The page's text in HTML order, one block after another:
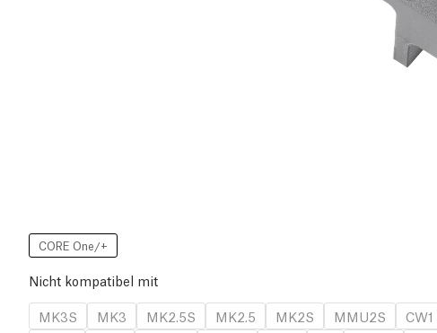
CORE One/+
Nicht kompatibel mit
MK3S
MK3 MK2.5S MK2.5 MK2S MMU2S CW1